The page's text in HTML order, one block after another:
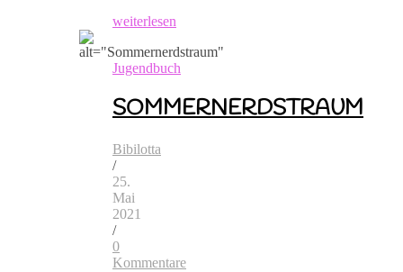
weiterlesen
Jugendbuch
SOMMERNERDSTRAUM
Bibilotta
/
25.
Mai
2021
/
0
Kommentare